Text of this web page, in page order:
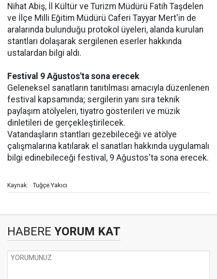
Nihat Abiş, İl Kültür ve Turizm Müdürü Fatih Taşdelen
ve İlçe Milli Eğitim Müdürü Caferi Tayyar Mert'in de
aralarında bulunduğu protokol üyeleri, alanda kurulan
stantları dolaşarak sergilenen eserler hakkında
ustalardan bilgi aldı.
Festival 9 Ağustos'ta sona erecek
Geleneksel sanatların tanıtılması amacıyla düzenlenen
festival kapsamında; sergilerin yanı sıra teknik
paylaşım atölyeleri, tiyatro gösterileri ve müzik
dinletileri de gerçekleştirilecek.
Vatandaşların stantları gezebileceği ve atölye
çalışmalarına katılarak el sanatları hakkında uygulamalı
bilgi edinebileceği festival, 9 Ağustos'ta sona erecek.
Kaynak: Tuğçe Yakıcı
HABERE YORUM KAT